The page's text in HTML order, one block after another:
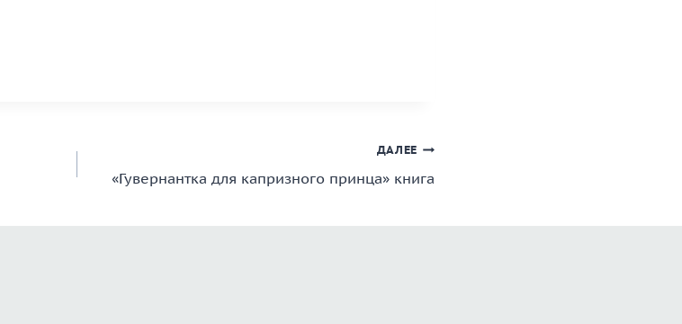
ДАЛЕЕ
«Гувернантка для капризного принца» книга